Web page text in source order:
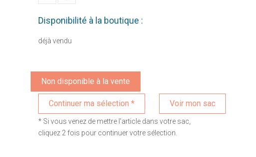
Disponibilité à la boutique :
déjà vendu
Non disponible à la vente
Voir mon sac
* Si vous venez de mettre l'article dans votre sac,
cliquez 2 fois pour continuer votre sélection.